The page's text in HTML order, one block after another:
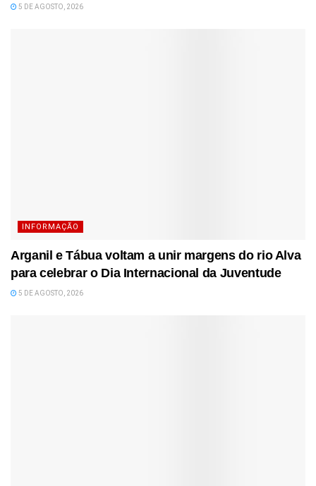
5 DE AGOSTO, 2026
INFORMAÇÃO
Arganil e Tábua voltam a unir margens do rio Alva
para celebrar o Dia Internacional da Juventude
5 DE AGOSTO, 2026